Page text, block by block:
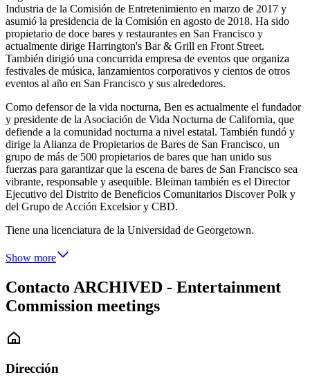
Industria de la Comisión de Entretenimiento en marzo de 2017 y
asumió la presidencia de la Comisión en agosto de 2018. Ha sido
propietario de doce bares y restaurantes en San Francisco y
actualmente dirige Harrington's Bar & Grill en Front Street.
También dirigió una concurrida empresa de eventos que organiza
festivales de música, lanzamientos corporativos y cientos de otros
eventos al año en San Francisco y sus alrededores.
Como defensor de la vida nocturna, Ben es actualmente el fundador
y presidente de la Asociación de Vida Nocturna de California, que
defiende a la comunidad nocturna a nivel estatal. También fundó y
dirige la Alianza de Propietarios de Bares de San Francisco, un
grupo de más de 500 propietarios de bares que han unido sus
fuerzas para garantizar que la escena de bares de San Francisco sea
vibrante, responsable y asequible. Bleiman también es el Director
Ejecutivo del Distrito de Beneficios Comunitarios Discover Polk y
del Grupo de Acción Excelsior y CBD.
Tiene una licenciatura de la Universidad de Georgetown.
Show more
Contacto ARCHIVED - Entertainment
Commission meetings
Dirección